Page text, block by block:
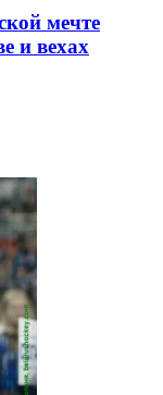
мечте
и вехах